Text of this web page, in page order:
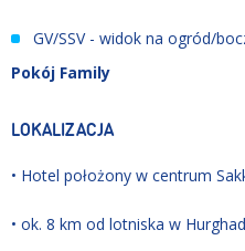
GV/SSV - widok na ogród/
Pokój Family
LOKALIZACJA
• Hotel położony w centrum
• ok. 8 km od lotniska w